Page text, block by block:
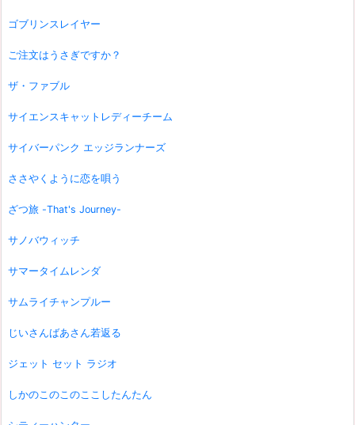
ゴブリンスレイヤー
ご注文はうさぎですか？
ザ・ファブル
サイエンスキャットレディーチーム
サイバーパンク エッジランナーズ
ささやくように恋を唄う
ざつ旅 -That's Journey-
サノバウィッチ
サマータイムレンダ
サムライチャンプルー
じいさんばあさん若返る
ジェット セット ラジオ
しかのこのこのここしたんたん